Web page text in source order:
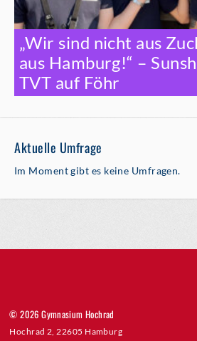
„Wir sind nicht aus
aus Hamburg!“ –
TVT auf Föhr
Aktuelle Umfrage
Im Moment gibt es keine Umfragen.
© 2026 Gymnasium Hochrad
Hochrad 2, 22605 Hamburg